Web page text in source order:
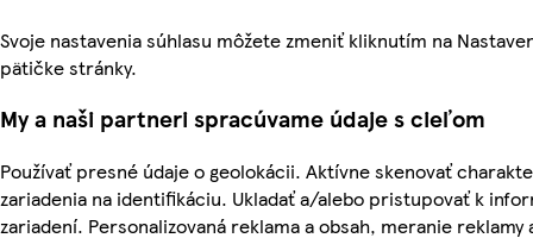
Svoje nastavenia súhlasu môžete zmeniť kliknutím na
pätičke stránky.
My a naši partneri spracúvame údaje s cieľom
Používať presné údaje o geolokácii. Aktívne skenovať
zariadenia na identifikáciu. Ukladať a/alebo pristupovať k
zariadení. Personalizovaná reklama a obsah, meranie reklamy